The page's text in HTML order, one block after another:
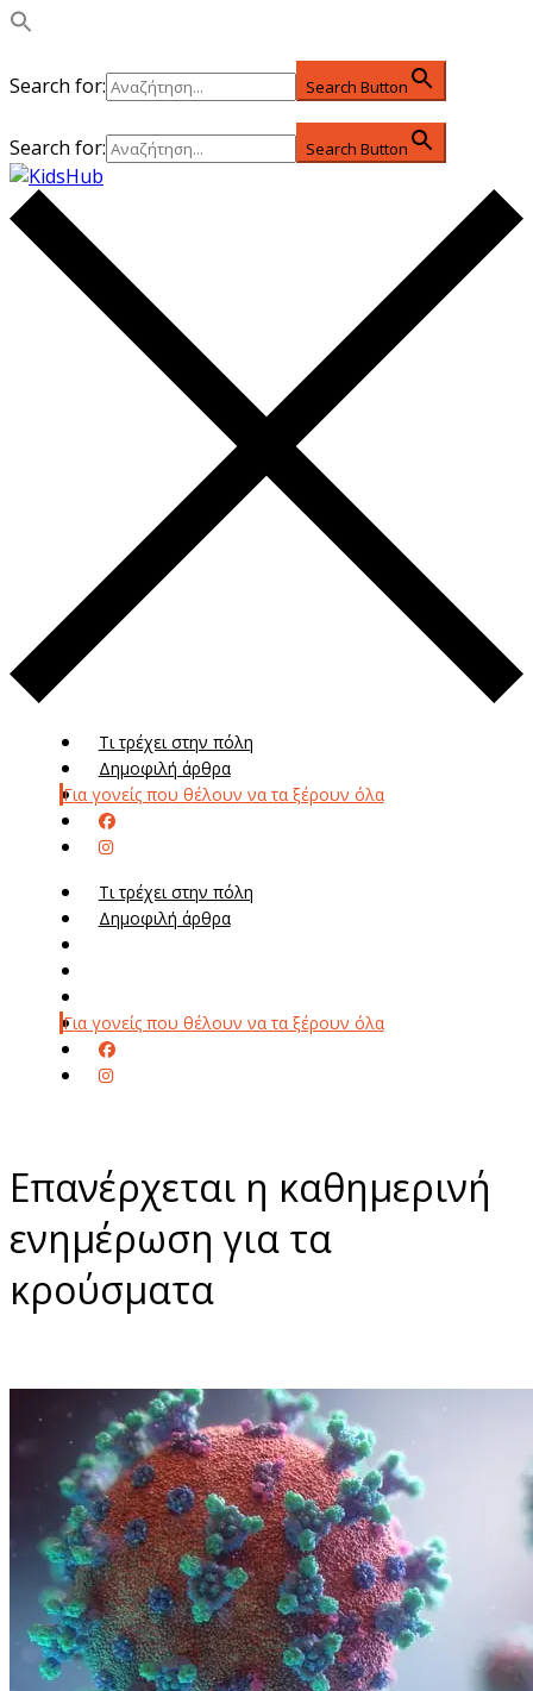
Search for: Search Button
Search for: Search Button
Τι τρέχει στην πόλη
Δημοφιλή άρθρα
Για γονείς που θέλουν να τα ξέρουν όλα
Τι τρέχει στην πόλη
Δημοφιλή άρθρα
Για γονείς που θέλουν να τα ξέρουν όλα
Επανέρχεται η καθημερινή
ενημέρωση για τα
κρούσματα